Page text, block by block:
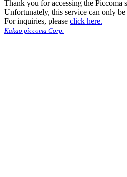
Thank you for accessing the Piccoma
Unfortunately, this service can only be
For inquiries, please click here.
Kakao piccoma Corp.